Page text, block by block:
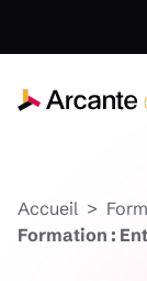
Accueil
Formation :